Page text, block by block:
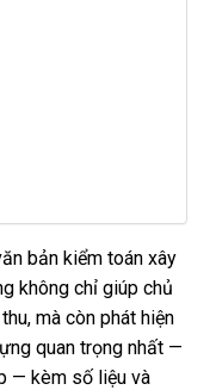
bản kiểm toán xây
không chỉ giúp chủ
mà còn phát hiện
quan trọng nhất —
— kèm số liệu và